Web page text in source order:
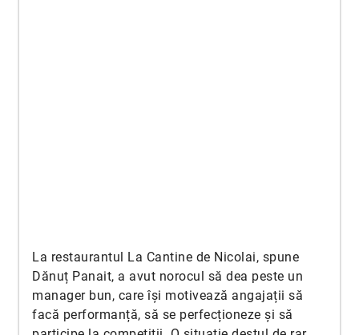
La restaurantul La Cantine de Nicolai, spune
Dănuț Panait, a avut norocul să dea peste un
manager bun, care își motivează angajații să
facă performanță, să se perfecționeze și să